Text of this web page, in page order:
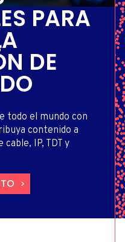
PARA
DE
todo el mundo con
contenido a
IP, TDT y